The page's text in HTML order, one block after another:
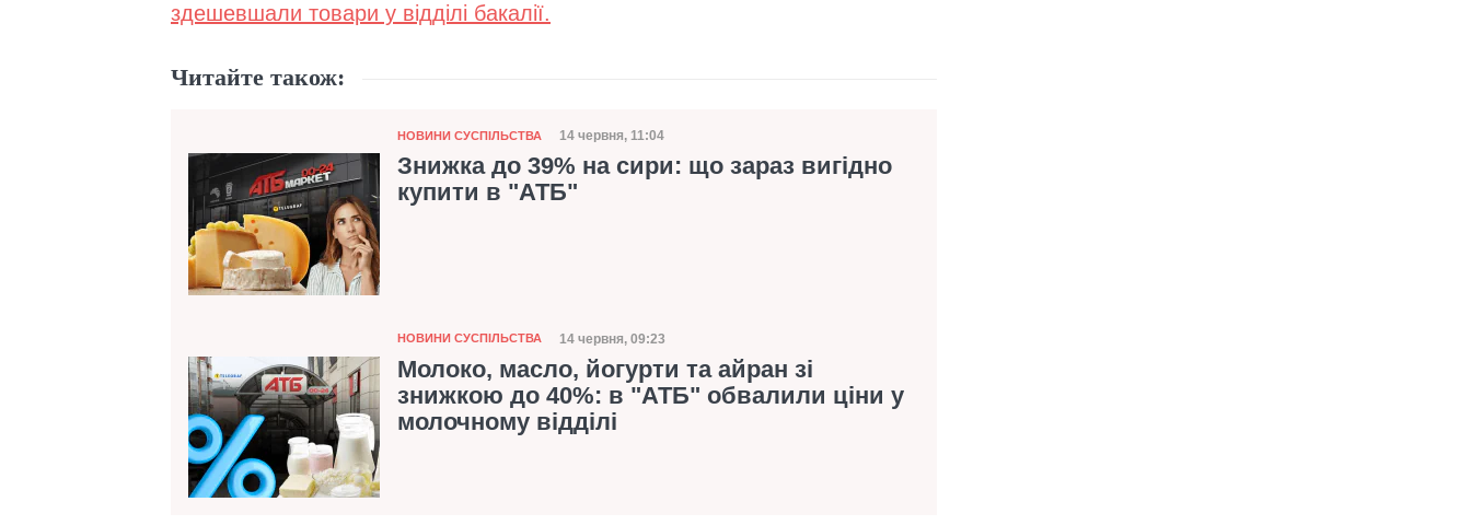
здешевшали товари у відділі бакалії.
Читайте також:
Категорія
НОВИНИ СУСПІЛЬСТВА Дата публікації
14 червня, 11:04
Знижка до 39% на сири: що зараз вигідно
купити в "АТБ"
Категорія
НОВИНИ СУСПІЛЬСТВА Дата публікації
14 червня, 09:23
Молоко, масло, йогурти та айран зі
знижкою до 40%: в "АТБ" обвалили ціни у
молочному відділі